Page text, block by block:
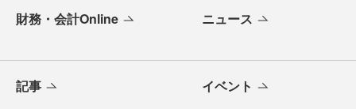
財務・会計Online ニュース
記事 イベント